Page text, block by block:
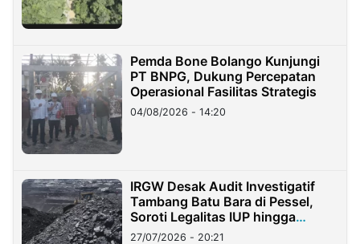
Pemda Bone Bolango Kunjungi
PT BNPG, Dukung Percepatan
Operasional Fasilitas Strategis
04/08/2026 - 14:20
IRGW Desak Audit Investigatif
Tambang Batu Bara di Pessel,
Soroti Legalitas IUP hingga
Stockpile
27/07/2026 - 20:21